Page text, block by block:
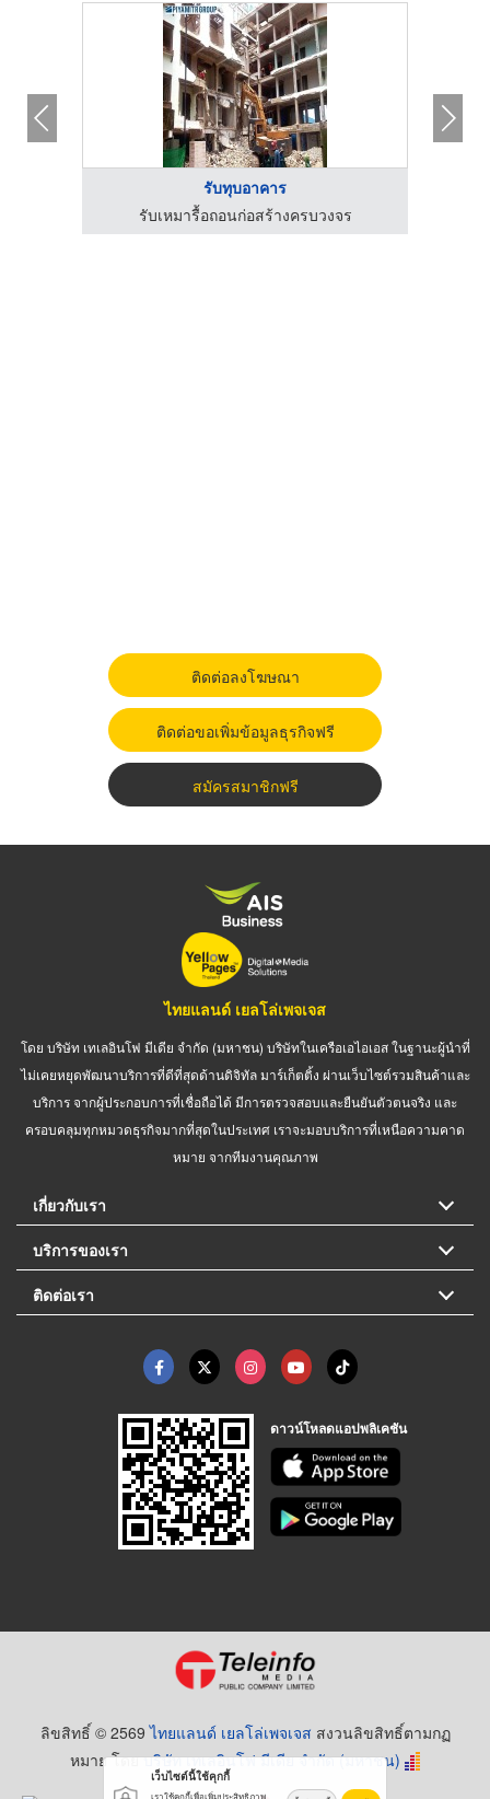
รับทุบอาคาร
รับเหมารื้อถอนก่อสร้างครบวงจร
ติดต่อลงโฆษณา
ติดต่อขอเพิ่มข้อมูลธุรกิจฟรี
สมัครสมาชิกฟรี
ไทยแลนด์ เยลโล่เพจเจส
โดย บริษัท เทเลอินโฟ มีเดีย จำกัด (มหาชน) บริษัทในเครือเอไอเอส ในฐานะผู้นำที่
ไม่เคยหยุดพัฒนาบริการที่ดีที่สุดด้านดิจิทัล มาร์เก็ตติ้ง ผ่านเว็บไซต์รวมสินค้าและ
บริการ จากผู้ประกอบการที่เชื่อถือได้ มีการตรวจสอบและยืนยันตัวตนจริง และ
ครอบคลุมทุกหมวดธุรกิจมากที่สุดในประเทศ เราจะมอบบริการที่เหนือความคาด
หมาย จากทีมงานคุณภาพ
เกี่ยวกับเรา
บริการของเรา
ติดต่อเรา
ดาวน์โหลดแอปพลิเคชัน
ลิขสิทธิ์ © 2569ไทยแลนด์ เยลโล่เพจเจส สงวนลิขสิทธิ์ตามกฏ
หมาย โดยบริษัท เทเลอินโฟ มีเดีย จำกัด (มหาชน)
เว็บไซต์นี้ใช้คุกกี้
เราใช้คุกกี้เพื่อเพิ่มประสิทธิภาพ